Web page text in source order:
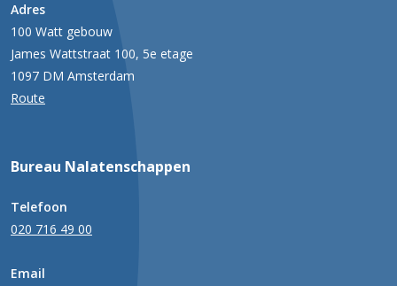
Adres
100 Watt gebouw
James Wattstraat 100, 5e etage
1097 DM Amsterdam
Route
Bureau Nalatenschappen
Telefoon
020 716 49 00
Email